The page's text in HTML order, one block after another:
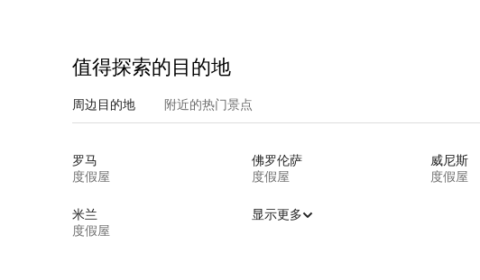
值得探索的目的地
周边目的地 附近的热门景点
罗马
度假屋
佛罗伦萨
度假屋
威尼斯
度假屋
米兰
度假屋
显示更多